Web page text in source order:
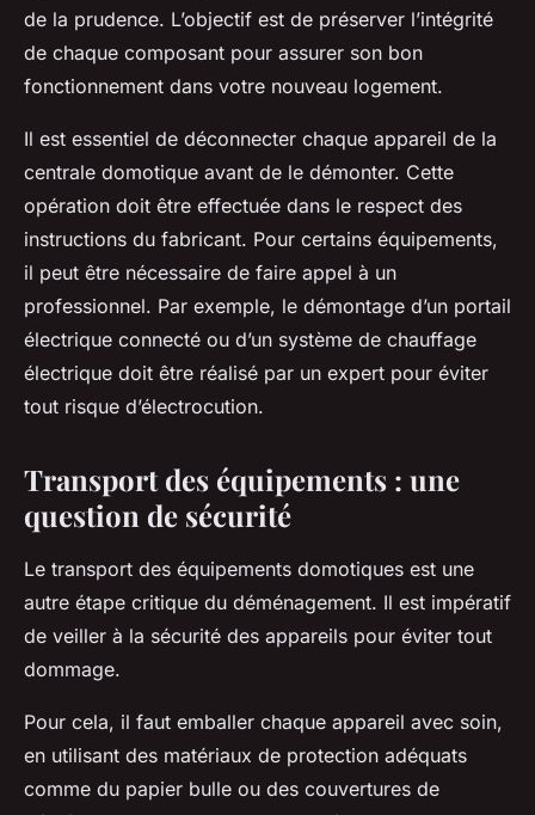
de la prudence. L’objectif est de préserver l’intégrité
de chaque composant pour assurer son bon
fonctionnement dans votre nouveau logement.
Il est essentiel de déconnecter chaque appareil de la
centrale domotique avant de le démonter. Cette
opération doit être effectuée dans le respect des
instructions du fabricant. Pour certains équipements,
il peut être nécessaire de faire appel à un
professionnel. Par exemple, le démontage d’un portail
électrique connecté ou d’un système de chauffage
électrique doit être réalisé par un expert pour éviter
tout risque d’électrocution.
Transport des équipements : une
question de sécurité
Le transport des équipements domotiques est une
autre étape critique du déménagement. Il est impératif
de veiller à la sécurité des appareils pour éviter tout
dommage.
Pour cela, il faut emballer chaque appareil avec soin,
en utilisant des matériaux de protection adéquats
comme du papier bulle ou des couvertures de